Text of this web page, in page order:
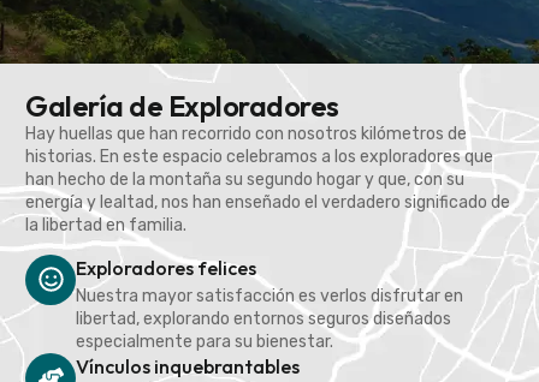
Galería de Exploradores
Hay huellas que han recorrido con nosotros kilómetros de
historias. En este espacio celebramos a los exploradores que
han hecho de la montaña su segundo hogar y que, con su
energía y lealtad, nos han enseñado el verdadero significado de
la libertad en familia.
Exploradores felices
Nuestra mayor satisfacción es verlos disfrutar en
libertad, explorando entornos seguros diseñados
especialmente para su bienestar.
Vínculos inquebrantables